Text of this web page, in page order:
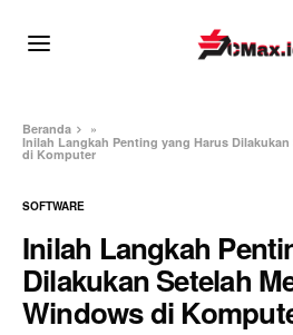
Beranda
»
Inilah Langkah Penting yang Harus
di Komputer
SOFTWARE
Inilah Langkah
Dilakukan Setelah
Windows di